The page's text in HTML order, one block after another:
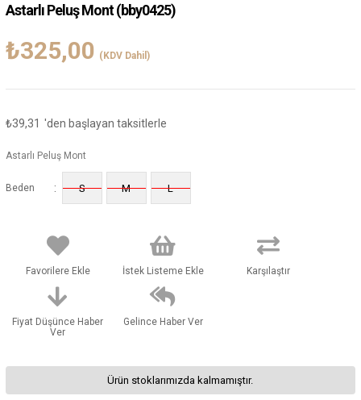
Astarlı Peluş Mont(bby0425)
₺325,00 (KDV Dahil)
₺39,31 'den başlayan taksitlerle
Astarlı Peluş Mont
Beden : S M L
Favorilere Ekle İstek Listeme Ekle Karşılaştır
Fiyat Düşünce Haber
Ver
Gelince Haber Ver
Ürün stoklarımızda kalmamıştır.